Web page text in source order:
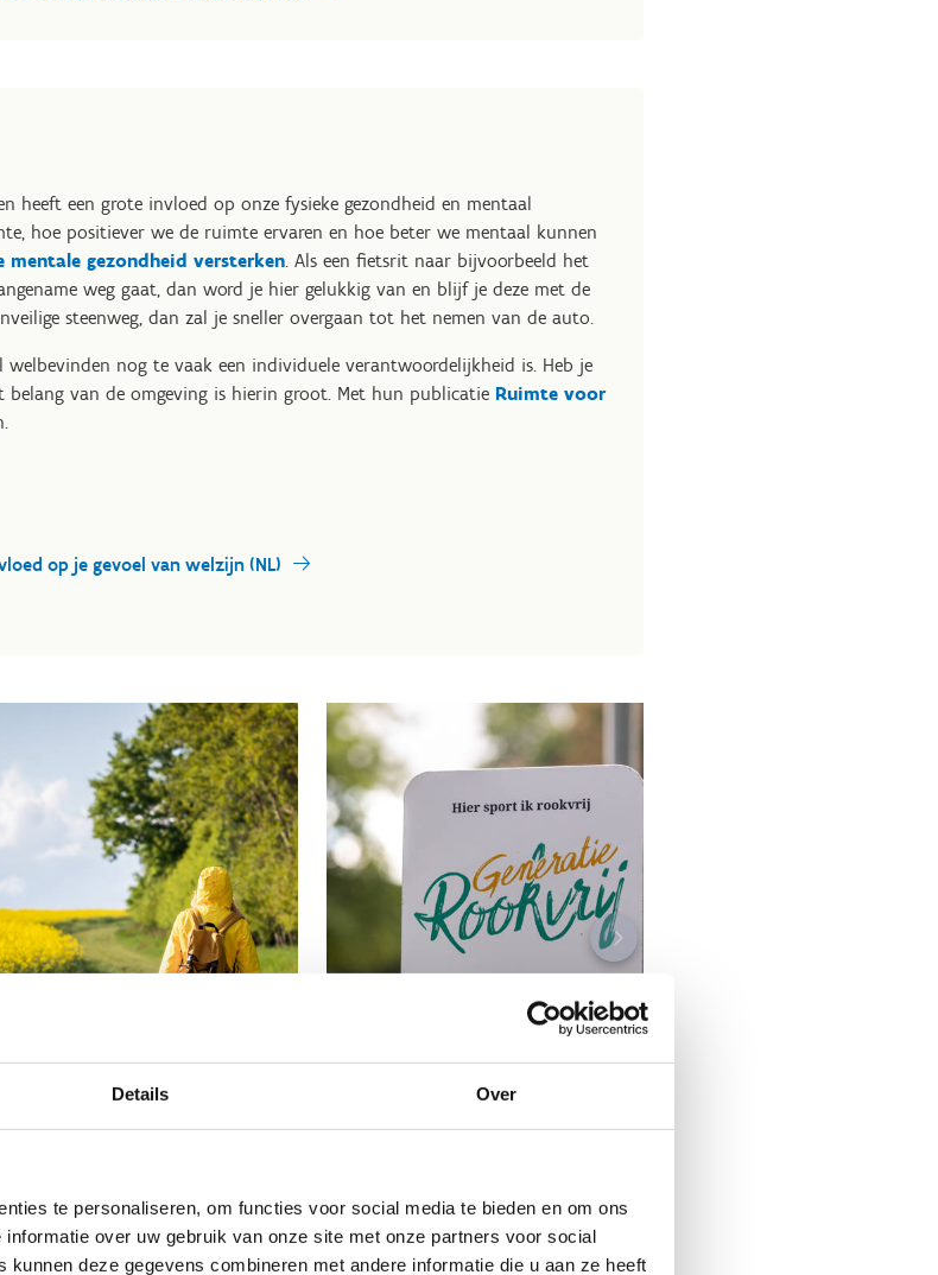
Details Over
te personaliseren, om functies voor social media te bieden en om ons
over uw gebruik van onze site met onze partners voor social
deze gegevens combineren met andere informatie die u aan ze heeft
heeft een grote invloed op onze fysieke gezondheid en mentaal
hoe positiever we de ruimte ervaren en hoe beter we mentaal kunnen
gezondheid versterken. Als een fietsrit naar bijvoorbeeld het
weg gaat, dan word je hier gelukkig van en blijf je deze met de
steenweg, dan zal je sneller overgaan tot het nemen van de auto.
nog te vaak een individuele verantwoordelijkheid is. Heb je
belang van de omgeving is hierin groot. Met hun publicatie Ruimte voor
op je gevoel van welzijn (NL)